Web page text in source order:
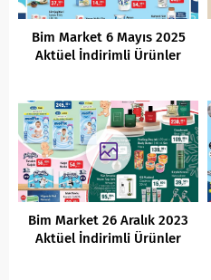
Bim Market 6 Mayıs 2025
Aktüel İndirimli Ürünler
Bim Market 26 Aralık 2023
Aktüel İndirimli Ürünler